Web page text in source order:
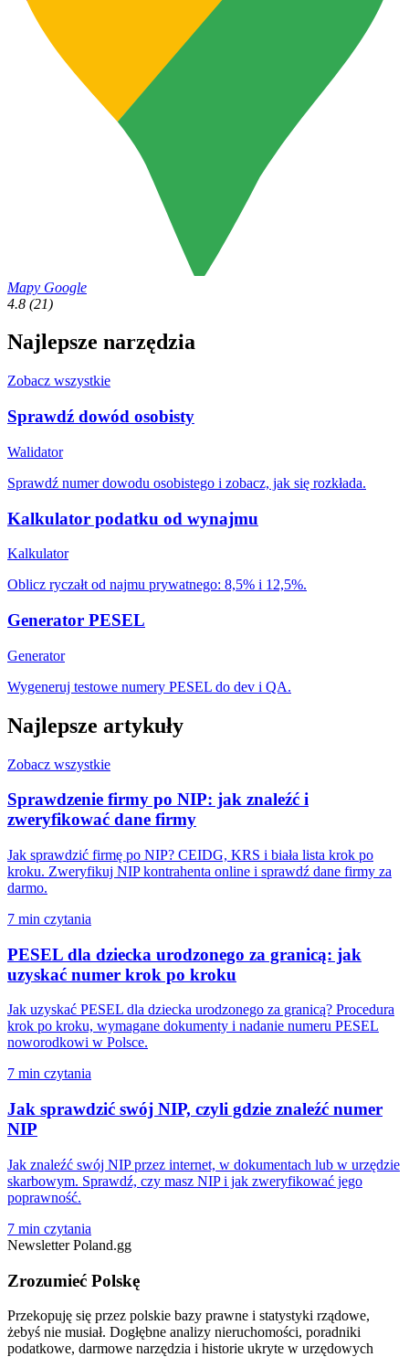
Mapy Google
4.8 (21)
Najlepsze narzędzia
Zobacz wszystkie
Sprawdź dowód osobisty
Walidator
Sprawdź numer dowodu osobistego i zobacz, jak się rozkłada.
Kalkulator podatku od wynajmu
Kalkulator
Oblicz ryczałt od najmu prywatnego: 8,5% i 12,5%.
Generator PESEL
Generator
Wygeneruj testowe numery PESEL do dev i QA.
Najlepsze artykuły
Zobacz wszystkie
Sprawdzenie firmy po NIP: jak znaleźć i
zweryfikować dane firmy
Jak sprawdzić firmę po NIP? CEIDG, KRS i biała lista krok po
kroku. Zweryfikuj NIP kontrahenta online i sprawdź dane firmy za
darmo.
7 min czytania
PESEL dla dziecka urodzonego za granicą: jak
uzyskać numer krok po kroku
Jak uzyskać PESEL dla dziecka urodzonego za granicą? Procedura
krok po kroku, wymagane dokumenty i nadanie numeru PESEL
noworodkowi w Polsce.
7 min czytania
Jak sprawdzić swój NIP, czyli gdzie znaleźć numer
NIP
Jak znaleźć swój NIP przez internet, w dokumentach lub w urzędzie
skarbowym. Sprawdź, czy masz NIP i jak zweryfikować jego
poprawność.
7 min czytania
Newsletter Poland.gg
Zrozumieć Polskę
Przekopuję się przez polskie bazy prawne i statystyki rządowe,
żebyś nie musiał. Dogłębne analizy nieruchomości, poradniki
podatkowe, darmowe narzędzia i historie ukryte w urzędowych